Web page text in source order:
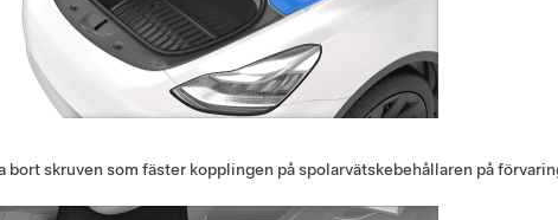
bort skruven som fäster kopplingen på spolarvätskebehållaren på